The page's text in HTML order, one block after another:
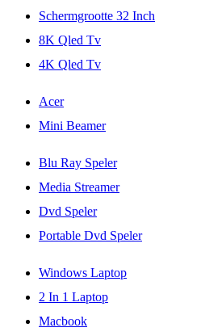
Schermgrootte 32 Inch
8K Qled Tv
4K Qled Tv
Acer
Mini Beamer
Blu Ray Speler
Media Streamer
Dvd Speler
Portable Dvd Speler
Windows Laptop
2 In 1 Laptop
Macbook